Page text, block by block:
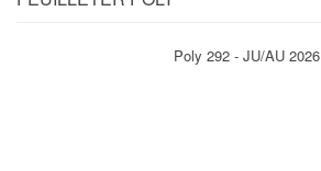
Poly 292 - JU/AU 2026